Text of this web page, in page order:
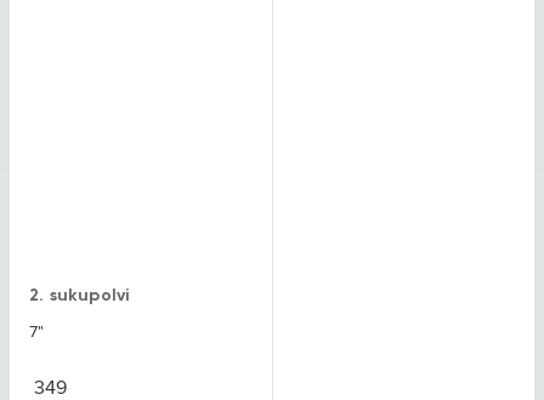
2. sukupolvi
7"
349